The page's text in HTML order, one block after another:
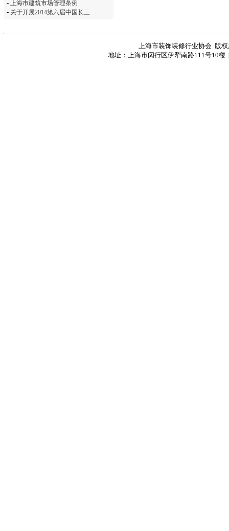
- 上海市建筑市场管理条例
- 关于开展2014第六届中国长三
上海市装饰装修行业协会 版
地址：上海市闵行区伊犁南路111号10